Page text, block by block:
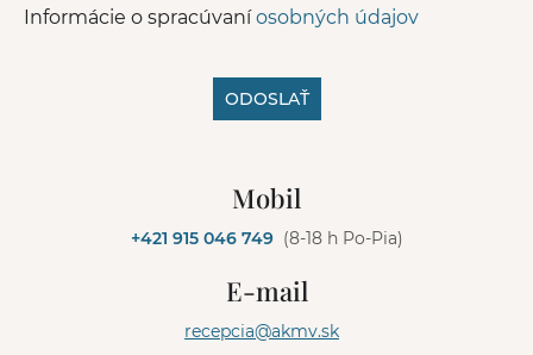
Informácie o spracúvaníosobných údajov
ODOSLAŤ
Mobil
+421 915 046 749 (8-18 h Po-Pia)
E-mail
recepcia@akmv.sk